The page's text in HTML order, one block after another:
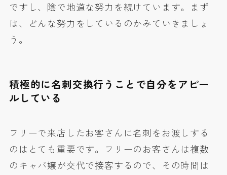
ですし、陰で地道な努力を続けています。まず
は、どんな努力をしているのかみていきましょ
う。
積極的に名刺交換行うことで自分をアピー
ルしている
フリーで来店したお客さんに名刺をお渡しする
のはとても重要です。フリーのお客さんは複数
のキャバ嬢が交代で接客するので、その時間は